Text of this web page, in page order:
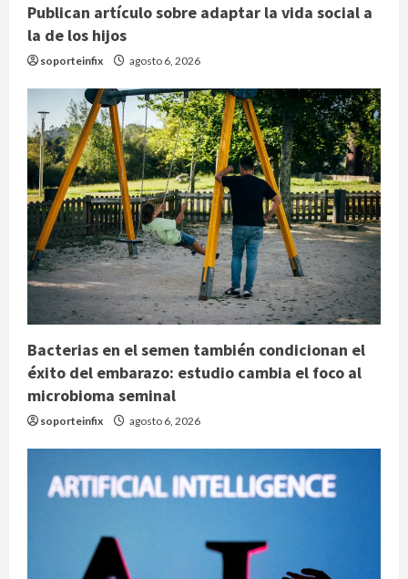
Publican artículo sobre adaptar la vida social a
la de los hijos
soporteinfix agosto 6, 2026
Bacterias en el semen también condicionan el
éxito del embarazo: estudio cambia el foco al
microbioma seminal
soporteinfix agosto 6, 2026